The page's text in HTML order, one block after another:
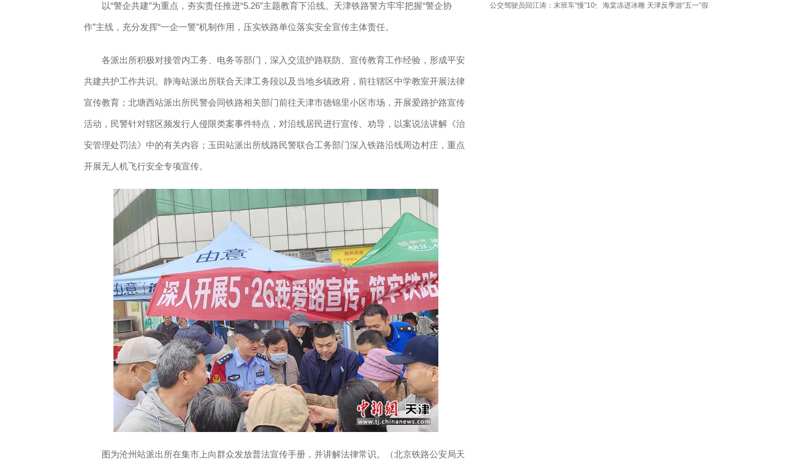
以“警企共建”为重点，夯实责任推进“5.26”主题教育下沿线。天津铁路警方牢牢把握“警企协
作”主线，充分发挥“一企一警”机制作用，压实铁路单位落实安全宣传主体责任。
各派出所积极对接管内工务、电务等部门，深入交流护路联防、宣传教育工作经验，形成平安
共建共护工作共识。静海站派出所联合天津工务段以及当地乡镇政府，前往辖区中学教室开展法律
宣传教育；北塘西站派出所民警会同铁路相关部门前往天津市徳锦里小区市场，开展爱路护路宣传
活动，民警针对辖区频发行人侵限类案事件特点，对沿线居民进行宣传、劝导，以案说法讲解《治
安管理处罚法》中的有关内容；玉田站派出所线路民警联合工务部门深入铁路沿线周边村庄，重点
开展无人机飞行安全专项宣传。
图为沧州站派出所在集市上向群众发放普法宣传手册，并讲解法律常识。（北京铁路公安局天
公交驾驶员回江涛：末班车“慢”10分钟，平安“快不得”海棠冻进冰雕 天津反季游“五一”假日走俏